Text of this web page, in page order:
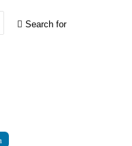
Search for